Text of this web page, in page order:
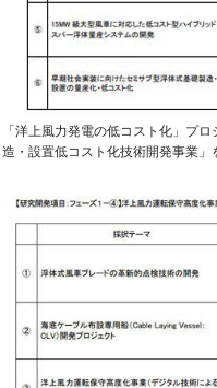
「洋上風力発電の低コスト化」プ
造・設置低コスト化技術開発事業